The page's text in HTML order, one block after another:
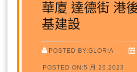
華廈 達德街 港
基建設
POSTED BY:GLORIA
POSTED ON:5 月 26,2023